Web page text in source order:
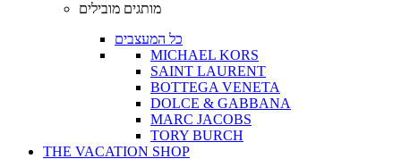
מותגים מובילים
כל המעצבים
MICHAEL KORS
SAINT LAURENT
BOTTEGA VENETA
DOLCE & GABBANA
MARC JACOBS
TORY BURCH
THE VACATION SHOP